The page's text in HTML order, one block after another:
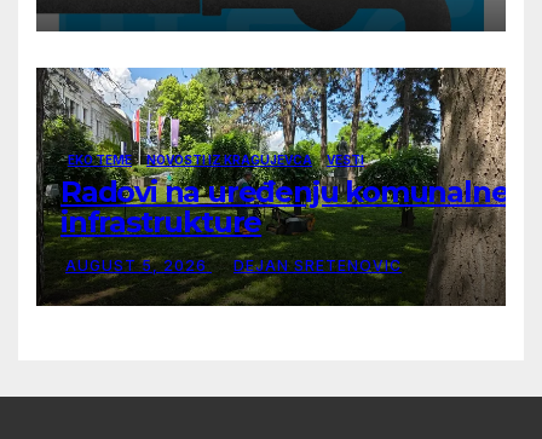
EKO TEME NOVOSTI IZ KRAGUJEVCA VESTI
Radovi na uređenju komunalne
infrastrukture
AUGUST 5, 2026 DEJAN SRETENOVIC